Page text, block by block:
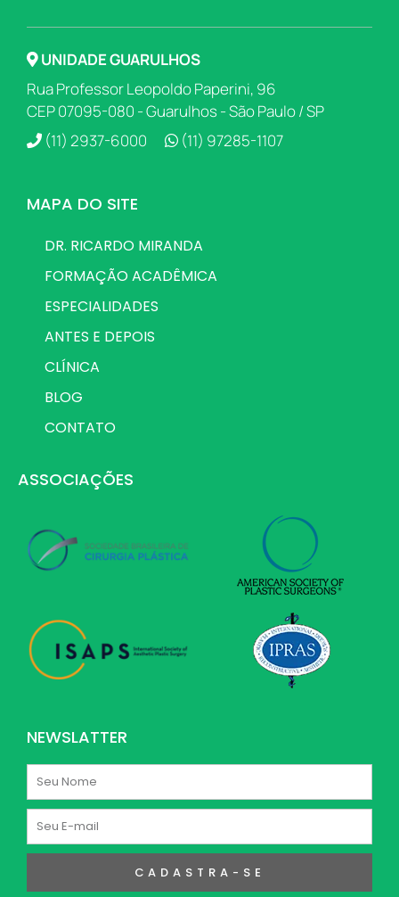
UNIDADE GUARULHOS
Rua Professor Leopoldo Paperini, 96
CEP 07095-080 - Guarulhos - São Paulo / SP
(11) 2937-6000
(11) 97285-1107
MAPA DO SITE
DR. RICARDO MIRANDA
FORMAÇÃO ACADÊMICA
ESPECIALIDADES
ANTES E DEPOIS
CLÍNICA
BLOG
CONTATO
ASSOCIAÇÕES
NEWSLATTER
CADASTRA-SE